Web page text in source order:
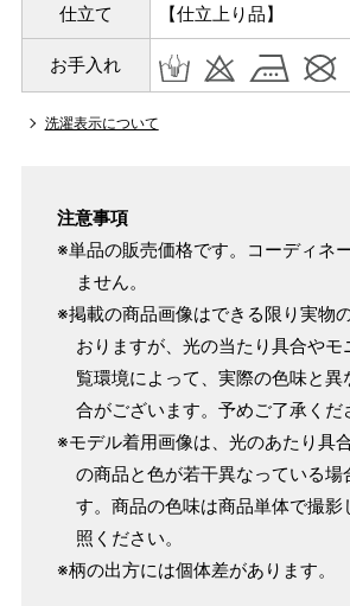
仕立て 【仕立上り品】
お手入れ
洗濯表示について
注意事項
※単品の販売価格です。コーディネ
ません。
※掲載の商品画像はできる限り実物
おりますが、光の当たり具合やモ
覧環境によって、実際の色味と異
合がございます。予めご了承くだ
※モデル着用画像は、光のあたり具
の商品と色が若干異なっている場
す。商品の色味は商品単体で撮影
照ください。
※柄の出方には個体差があります。